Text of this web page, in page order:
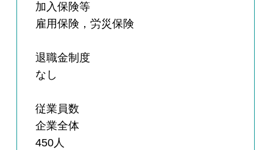
加入保険等
雇用保険，労災保険
退職金制度
なし
従業員数
企業全体
450人